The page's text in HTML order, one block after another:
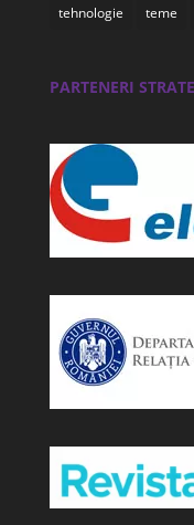
tehnologie teme
PARTENERI